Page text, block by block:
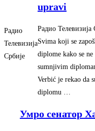
Радио
Телевизија
Србије
upravi
Радио Телевизија
Svima koji se
diplome kako se ne
sumnjivim
Verbić je rekao da
diplomu …
Умро сенатор